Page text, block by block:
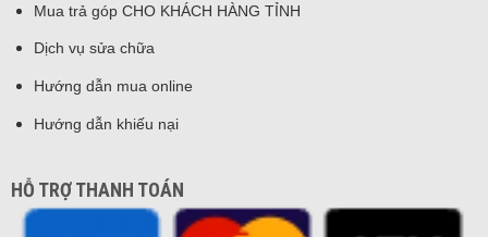
Mua trả góp CHO KHÁCH HÀNG TỈNH
Dịch vụ sửa chữa
Hướng dẫn mua online
Hướng dẫn khiếu nại
HỖ TRỢ THANH TOÁN